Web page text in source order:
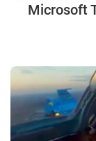
Microsoft